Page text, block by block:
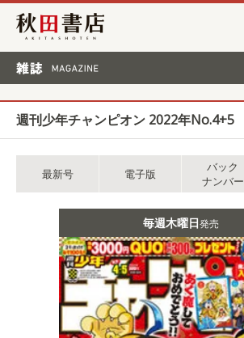
秋田書店
週刊少年チャンピオン 2022年No.4+5
最新号 電子版
バック
ナンバー
毎週木曜日発売